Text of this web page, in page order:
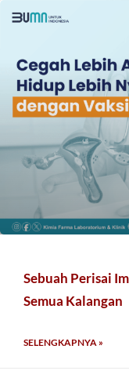
Sebuah Perisai
Semua Kalangan
SELENGKAPNYA »